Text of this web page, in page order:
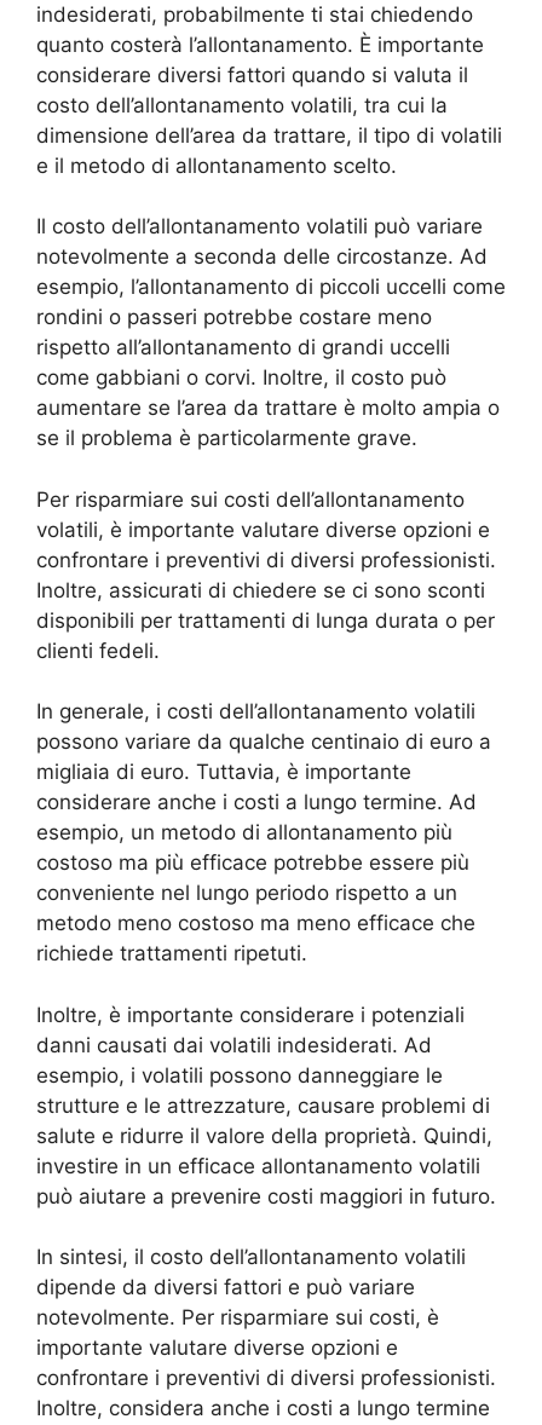
indesiderati, probabilmente ti stai chiedendo
quanto costerà l’allontanamento. È importante
considerare diversi fattori quando si valuta il
costo dell’allontanamento volatili, tra cui la
dimensione dell’area da trattare, il tipo di volatili
e il metodo di allontanamento scelto.
Il costo dell’allontanamento volatili può variare
notevolmente a seconda delle circostanze. Ad
esempio, l’allontanamento di piccoli uccelli come
rondini o passeri potrebbe costare meno
rispetto all’allontanamento di grandi uccelli
come gabbiani o corvi. Inoltre, il costo può
aumentare se l’area da trattare è molto ampia o
se il problema è particolarmente grave.
Per risparmiare sui costi dell’allontanamento
volatili, è importante valutare diverse opzioni e
confrontare i preventivi di diversi professionisti.
Inoltre, assicurati di chiedere se ci sono sconti
disponibili per trattamenti di lunga durata o per
clienti fedeli.
In generale, i costi dell’allontanamento volatili
possono variare da qualche centinaio di euro a
migliaia di euro. Tuttavia, è importante
considerare anche i costi a lungo termine. Ad
esempio, un metodo di allontanamento più
costoso ma più efficace potrebbe essere più
conveniente nel lungo periodo rispetto a un
metodo meno costoso ma meno efficace che
richiede trattamenti ripetuti.
Inoltre, è importante considerare i potenziali
danni causati dai volatili indesiderati. Ad
esempio, i volatili possono danneggiare le
strutture e le attrezzature, causare problemi di
salute e ridurre il valore della proprietà. Quindi,
investire in un efficace allontanamento volatili
può aiutare a prevenire costi maggiori in futuro.
In sintesi, il costo dell’allontanamento volatili
dipende da diversi fattori e può variare
notevolmente. Per risparmiare sui costi, è
importante valutare diverse opzioni e
confrontare i preventivi di diversi professionisti.
Inoltre, considera anche i costi a lungo termine